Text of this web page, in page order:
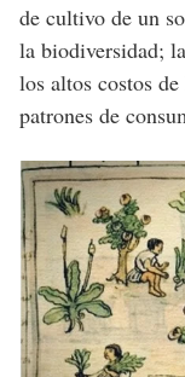
de cultivo de un
la biodiversidad;
los altos costos
patrones de